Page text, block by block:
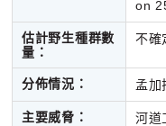
on
估計野生種群數
量：
不確
分佈情況： 孟加
主要威脅：
河道